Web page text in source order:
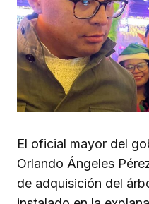
El oficial mayor del
Orlando Ángeles
de adquisición del